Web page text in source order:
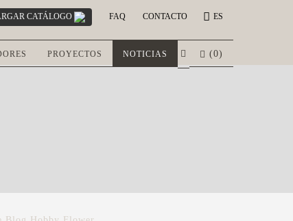
CATÁLOGO FAQ CONTACTO ES
PROYECTOS NOTICIAS (0)